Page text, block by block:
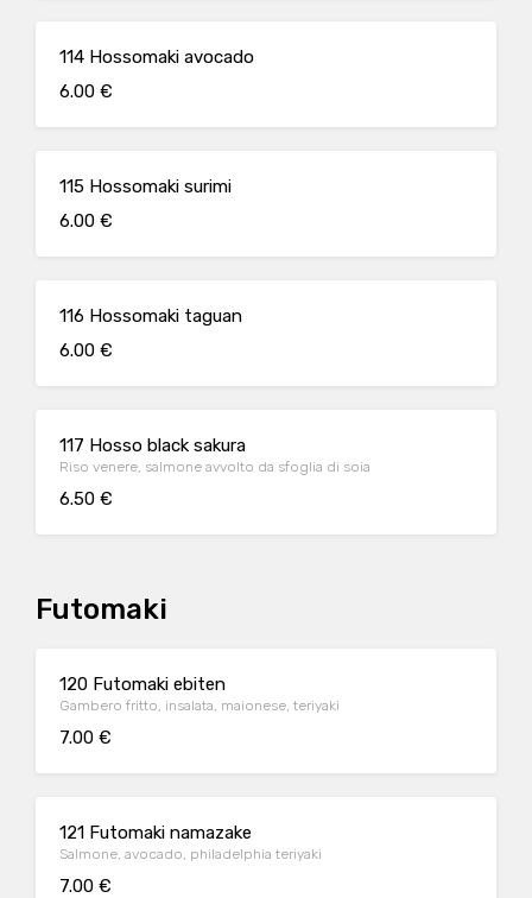
114 Hossomaki avocado
6.00 €
115 Hossomaki surimi
6.00 €
116 Hossomaki taguan
6.00 €
117 Hosso black sakura
Riso venere, salmone avvolto da sfoglia di soia
6.50 €
Futomaki
120 Futomaki ebiten
Gambero fritto, insalata, maionese, teriyaki
7.00 €
121 Futomaki namazake
Salmone, avocado, philadelphia teriyaki
7.00 €